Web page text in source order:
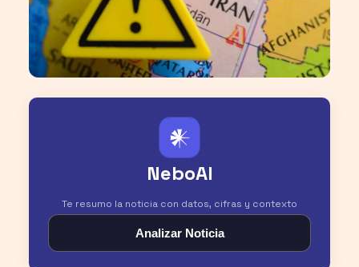
𒀭
NeboAI
Te resumo la noticia con datos, cifras y contexto
Analizar Noticia